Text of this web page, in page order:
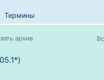
Термины